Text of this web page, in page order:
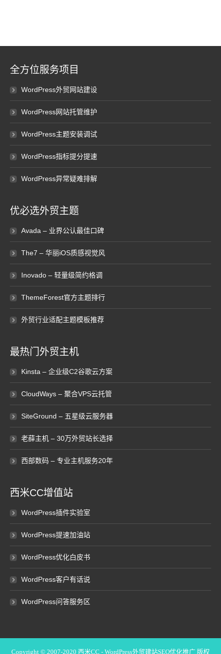
全方位服务项目
WordPress外贸网站建设
WordPress网站托管维护
WordPress主题安装调试
WordPress指标提分提速
WordPress异常疑难排解
优必选外贸主题
Avada – 业界公认最佳口碑
The7 – 华丽iOS质感视觉风
Inovado – 轻量级简约格调
ThemeForest官方主题排行
外贸行业适配主题模板推荐
最热门外贸主机
Kinsta – 企业级C2谷歌云方案
CloudWays – 聚合VPS云托管
SiteGround – 五星级云服务器
老薛主机 – 30万外贸站长选择
西部数码 – 专业主机服务20年
西米CC增值站
WordPress插件实验室
WordPress提速加油站
WordPress优化白皮书
WordPress客户有话说
WordPress问答服务区
Copyright © 2007-2020 西米CC - WordPress外贸建站SEO优化推广 版权